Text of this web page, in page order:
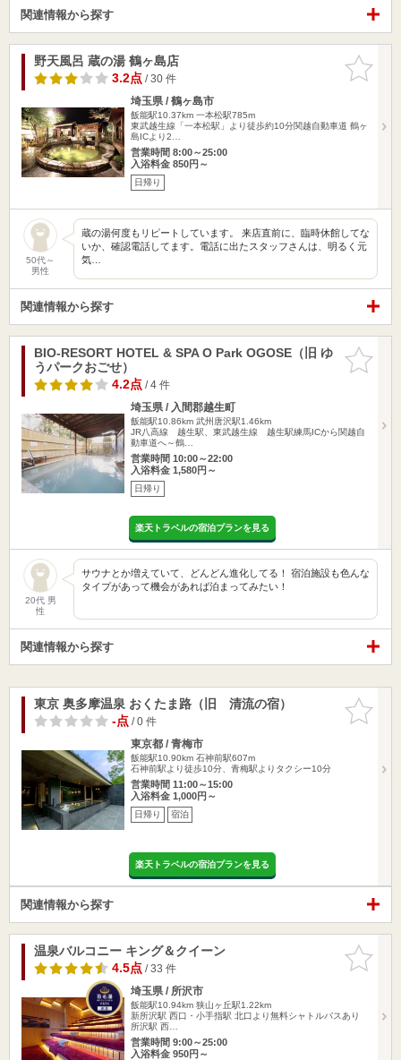
関連情報から探す
お気に入
りに追加
野天風呂 蔵の湯 鶴ヶ島店
3.2点/ 30 件
埼玉県 / 鶴ヶ島市
飯能駅10.37km 一本松駅785m
東武越生線「一本松駅」より徒歩約10分関越自動車道 鶴ヶ
島ICより2…
営業時間 8:00～25:00
入浴料金 850円～
日帰り
50代～
男性
蔵の湯何度もリピートしています。 来店直前に、臨時休館してな
いか、確認電話してます。電話に出たスタッフさんは、明るく元
気…
関連情報から探す
お気に入
りに追加
BIO-RESORT HOTEL & SPA O Park OGOSE（旧 ゆ
うパークおごせ）
4.2点/ 4 件
埼玉県 / 入間郡越生町
飯能駅10.86km 武州唐沢駅1.46km
JR八高線 越生駅、東武越生線 越生駅練馬ICから関越自
動車道へ～鶴…
営業時間 10:00～22:00
入浴料金 1,580円～
日帰り
楽天トラベルの宿泊プランを見る
20代 男
性
サウナとか増えていて、どんどん進化してる！ 宿泊施設も色んな
タイプがあって機会があれば泊まってみたい！
関連情報から探す
お気に入
りに追加
東京 奥多摩温泉 おくたま路（旧 清流の宿）
-点/ 0 件
東京都 / 青梅市
飯能駅10.90km 石神前駅607m
石神前駅より徒歩10分、青梅駅よりタクシー10分
営業時間 11:00～15:00
入浴料金 1,000円～
日帰り 宿泊
楽天トラベルの宿泊プランを見る
関連情報から探す
お気に入
りに追加
温泉バルコニー キング＆クイーン
4.5点/ 33 件
埼玉県 / 所沢市
飯能駅10.94km 狭山ヶ丘駅1.22km
新所沢駅 西口・小手指駅 北口より無料シャトルバスあり
所沢駅 西…
営業時間 9:00～25:00
入浴料金 950円～